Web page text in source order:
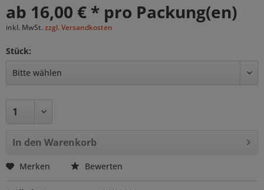
ab 16,00 € * pro Packung(en)
inkl. MwSt. zzgl. Versandkosten
Stück:
In den Warenkorb
Merken Bewerten